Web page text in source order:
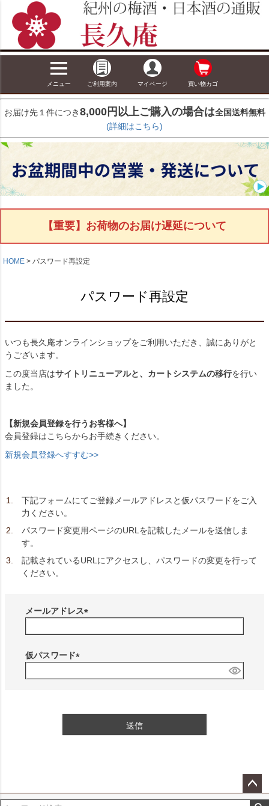
メニュー ご利用案内 マイページ 買い物カゴ
お届け先１件につき8,000円以上ご購入の場合は全国送料無料
(詳細はこちら)
【重要】お荷物のお届け遅延について
HOME パスワード再設定
パスワード再設定
いつも長久庵オンラインショップをご利用いただき、誠にありがと
うございます。
この度当店はサイトリニューアルと、カートシステムの移行を行い
ました。
【新規会員登録を行うお客様へ】
会員登録はこちらからお手続きください。
新規会員登録へすすむ>>
下記フォームにてご登録メールアドレスと仮パスワードをご入
力ください。
パスワード変更用ページのURLを記載したメールを送信しま
す。
記載されているURLにアクセスし、パスワードの変更を行って
ください。
メールアドレス
)
仮パスワード
送信
ペー